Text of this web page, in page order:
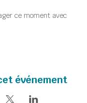
ce moment avec
événement